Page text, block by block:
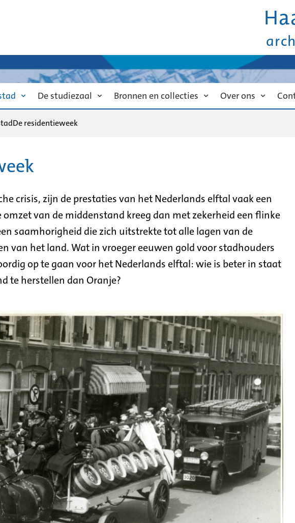
De studiezaal Bronnen en collecties Over ons
De residentieweek
crisis, zijn de prestaties van het Nederlands elftal vaak een
omzet van de middenstand kreeg dan met zekerheid een flinke
saamhorigheid die zich uitstrekte tot alle lagen van de
van het land. Wat in vroeger eeuwen gold voor stadhouders
op te gaan voor het Nederlands elftal: wie is beter in staat
te herstellen dan Oranje?